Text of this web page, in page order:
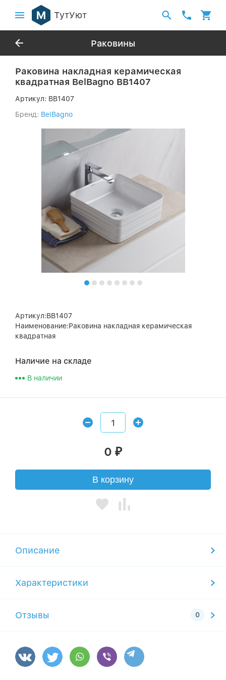
ТутУют
Раковины
Раковина накладная керамическая
квадратная BelBagno BB1407
Артикул: BB1407
Бренд: BelBagno
Артикул:BB1407
Наименование:Раковина накладная керамическая
квадратная
Наличие на складе
В наличии
0 ₽
В корзину
Описание
Характеристики
Отзывы